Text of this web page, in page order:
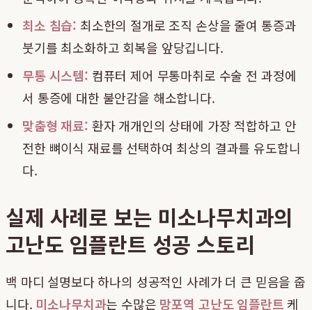
최소 침습: 최소한의 절개로 조직 손상을 줄여 통증과
붓기를 최소화하고 회복을 앞당깁니다.
무통 시스템: 컴퓨터 제어 무통마취로 수술 전 과정에
서 통증에 대한 불안감을 해소합니다.
맞춤형 재료: 환자 개개인의 상태에 가장 적합하고 안
전한 뼈이식 재료를 선택하여 최상의 결과를 유도합니
다.
실제 사례로 보는 미소나무치과의
고난도 임플란트 성공 스토리
백 마디 설명보다 하나의 성공적인 사례가 더 큰 믿음을 줍
니다. 미소나무치과는 수많은 망포역 고난도 임플란트케